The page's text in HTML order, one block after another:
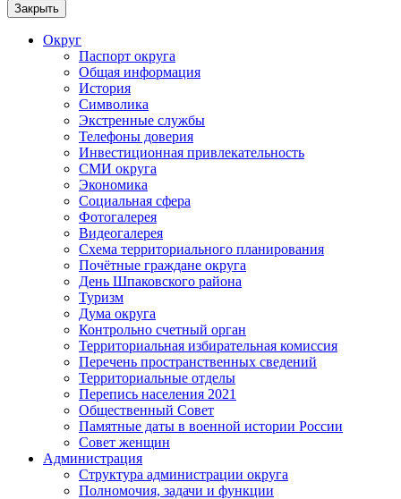
Закрыть
Округ
Паспорт округа
Общая информация
История
Символика
Экстренные службы
Телефоны доверия
Инвестиционная привлекательность
СМИ округа
Экономика
Социальная сфера
Фотогалерея
Видеогалерея
Схема территориального планирования
Почётные граждане округа
День Шпаковского района
Туризм
Дума округа
Контрольно счетный орган
Территориальная избирательная комиссия
Перечень пространственных сведений
Территориальные отделы
Перепись населения 2021
Общественный Совет
Памятные даты в военной истории России
Совет женщин
Администрация
Структура администрации округа
Полномочия, задачи и функции